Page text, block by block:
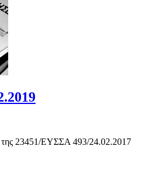
23451/ΕΥΣΣΑ 493/24.02.2017